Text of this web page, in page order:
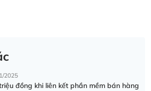
2025
đồng khi liên kết phần mềm bán hàng